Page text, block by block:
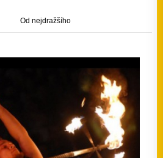
Od nejdražšího